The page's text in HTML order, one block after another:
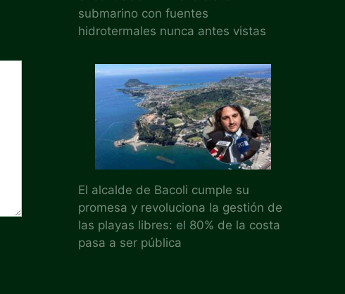
submarino con fuentes
hidrotermales nunca antes vistas
El alcalde de Bacoli cumple su
promesa y revoluciona la gestión de
las playas libres: el 80% de la costa
pasa a ser pública